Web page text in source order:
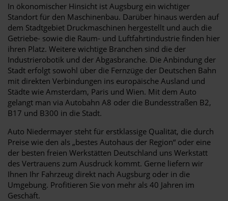
In ökonomischer Hinsicht ist Augsburg ein wichtiger
Standort für den Maschinenbau. Darüber hinaus werden auf
dem Stadtgebiet Druckmaschinen hergestellt und auch die
Getriebe- sowie die Raum- und Luftfahrtindustrie finden hier
ihren Platz. Weitere wichtige Branchen sind die der
Industrierobotik und der Abgasbranche. Die Anbindung der
Stadt erfolgt sowohl über die Fernzüge der Deutschen Bahn
mit direkten Verbindungen ins europäische Ausland und
Städte wie Amsterdam, Paris und Wien. Mit dem Auto
gelangt man via Autobahn A8 oder die Bundesstraßen B2,
B17 und B300 in die Stadt.
Auto Niedermayer steht für erstklassige Qualität, die durch
Preise wie den als „bestes Autohaus der Region“ oder eine
der besten freien Werkstätten Deutschland uns Werkstatt
des Vertrauens zum Ausdruck kommt. Gerne liefern wir
Ihnen Ihr Fahrzeug direkt nach Augsburg oder in die
Umgebung. Profitieren Sie von mehr als 40 Jahren im
Geschäft.